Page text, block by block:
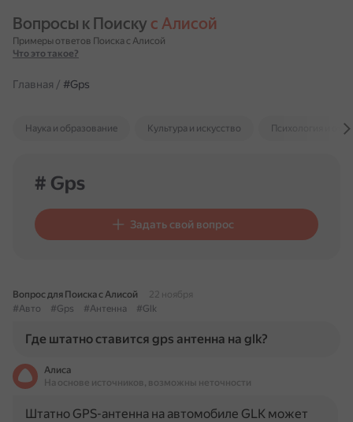
Вопросы к Поиску с Алисой
Примеры ответов Поиска с Алисой
Что это такое?
Главная / #Gps
Наука и образование Культура и искусство Психология и
# Gps
Задать свой вопрос
Вопрос для Поиска с Алисой
22 ноября
#Авто
#Gps #Антенна #Glk
Где штатно ставится gps антенна на glk?
Алиса
На основе источников, возможны неточности
Штатно GPS-антенна на автомобиле GLK может